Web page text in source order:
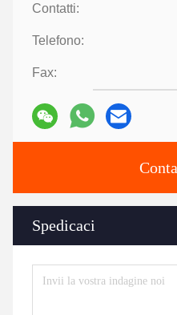
Contatti:
Telefono:
Fax:
Spedicaci